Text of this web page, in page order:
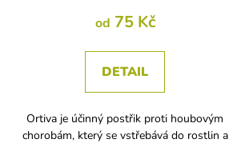
od 75 Kč
DETAIL
Ortiva je účinný postřik proti houbovým
chorobám, který se vstřebává do rostlin a